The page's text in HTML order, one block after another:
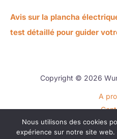
Avis sur la plancha
test détaillé pour guider
Copyright © 2026
A
Plan
Mentions
Nous utilisons des cookies
expérience sur notre site